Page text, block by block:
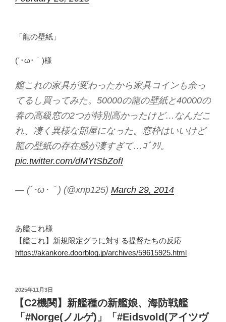
「龍の壁紙」
(´･ω･｀)様
艦これの家具が変わったから家具コインも余っ
てるし買ってみた。50000の龍の壁紙と40000の
春の高級窓の2つが特別高かったけど…なんだこ
れ、凄く異様な部屋になった。窓枠はいいけど
龍の壁紙の存在感が凄すぎて…ｺﾞｸﾘ。
pic.twitter.com/dMYtSbZofI
— (´･ω･｀) (@xnp125) March 29, 2014
あ艦これ様
【艦これ】新規限定グラに対する提督たちの反応
https://akankore.doorblog.jp/archives/59615925.html
投
日:
2025年11月3日
【C2機関】新艦種の新艦娘、海防戦艦
「#Norge(ノルゲ)」「#Eidsvold(アイツヴ